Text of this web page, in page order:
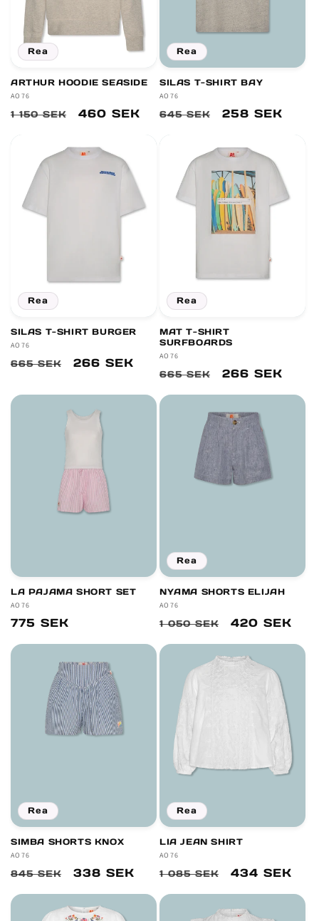
Rea
ARTHUR HOODIE SEASIDE
Säljare:
AO76
Ordinarie
1 150 SEK Försäljningspris
460 SEK
Rea
SILAS T-SHIRT BAY
Säljare:
AO76
Ordinarie
645 SEK 258 SEK
Rea
SILAS T-SHIRT BURGER
Säljare:
AO76
Ordinarie
665 SEK Försäljningspris
266 SEK
Rea
MAT T-SHIRT
SURFBOARDS
Säljare:
AO76
Ordinarie
665 SEK 266 SEK
LA PAJAMA SHORT SET
Säljare:
AO76
Ordinarie
775 SEK
Rea
NYAMA SHORTS ELIJAH
Säljare:
AO76
Ordinarie
1 050 SEK 420 SEK
Rea
SIMBA SHORTS KNOX
Säljare:
AO76
Ordinarie
845 SEK Försäljningspris
338 SEK
Rea
LIA JEAN SHIRT
Säljare:
AO76
Ordinarie
1 085 SEK 434 SEK